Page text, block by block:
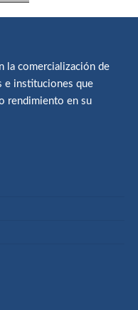
la comercialización de
e instituciones que
rendimiento en su